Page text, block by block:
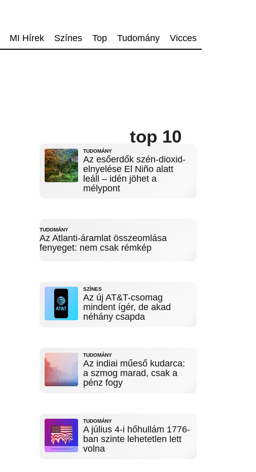
MI Hírek Színes Top Tudomány Vicces
top 10
TUDOMÁNY
Az esőerdők szén-dioxid-
elnyelése El Niño alatt
leáll – idén jöhet a
mélypont
TUDOMÁNY
Az Atlanti-áramlat összeomlása
fenyeget: nem csak rémkép
SZÍNES
Az új AT&T-csomag
mindent ígér, de akad
néhány csapda
TUDOMÁNY
Az indiai műeső kudarca:
a szmog marad, csak a
pénz fogy
TUDOMÁNY
A július 4-i hőhullám 1776-
ban szinte lehetetlen lett
volna